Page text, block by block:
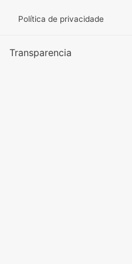
Política de privacidade
Transparencia